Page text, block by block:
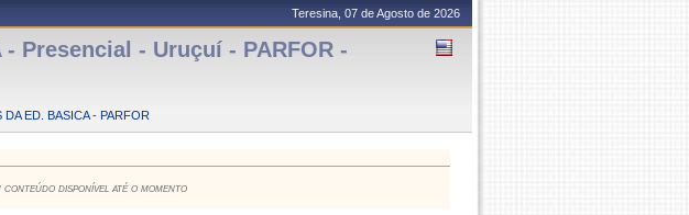
Teresina, 07 de Agosto de 2026
- Presencial - Uruçuí - PARFOR -
ED. BASICA - PARFOR
conteúdo disponível até o momento